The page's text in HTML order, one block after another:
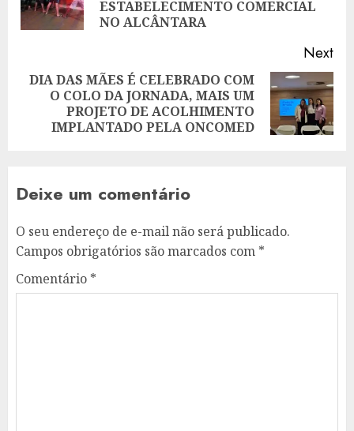
ESTABELECIMENTO COMERCIAL
NO ALCÂNTARA
Next
Next
post:
DIA DAS MÃES É CELEBRADO COM
O COLO DA JORNADA, MAIS UM
PROJETO DE ACOLHIMENTO
IMPLANTADO PELA ONCOMED
Deixe um comentário
O seu endereço de e-mail não será publicado.
Campos obrigatórios são marcados com *
Comentário *